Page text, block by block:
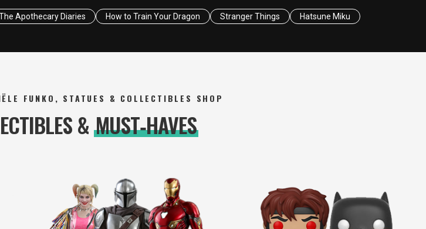
Apothecary Diaries How to Train Your Dragon Stranger Things
Hatsune Miku
FUNKO, STATUES & COLLECTIBLES SHOP
& MUST‑HAVES